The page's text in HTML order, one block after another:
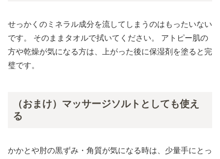
せっかくのミネラル成分を流してしまうのはもったいない
です。 そのままタオルで拭いてください。 アトピー肌の
方や乾燥が気になる方は、上がった後に保湿剤を塗ると完
璧です。
（おまけ）マッサージソルトとしても使え
る
かかとや肘の黒ずみ・角質が気になる時は、少量手にとっ